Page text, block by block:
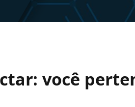
você